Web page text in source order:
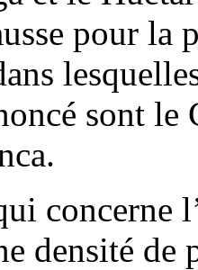
pour la
sont le
concerne
densité